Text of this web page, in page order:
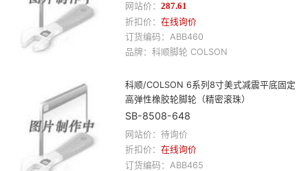
网站价： 287.61
折扣价： 在线询价
订货编码： ABB460
品牌： 科顺脚轮 COLSON
科顺/COLSON 6系列8寸美式减震平底固定
高弹性橡胶轮脚轮（精密滚珠）
SB-8508-648
网站价：待询价
折扣价： 在线询价
订货编码： ABB465